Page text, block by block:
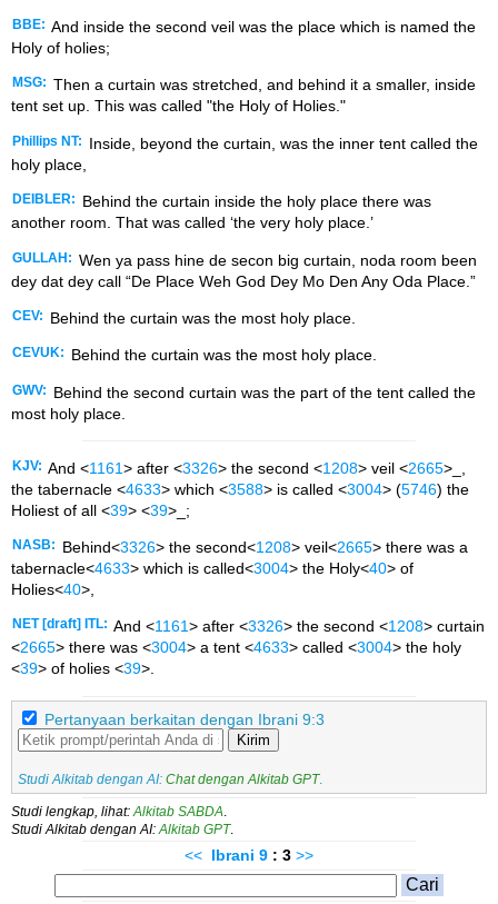
BBE: And inside the second veil was the place which is named the
Holy of holies;
MSG: Then a curtain was stretched, and behind it a smaller, inside
tent set up. This was called "the Holy of Holies."
Phillips NT:
Inside, beyond the curtain, was the inner tent called the
holy place,
DEIBLER:
Behind the curtain inside the holy place there was
another room. That was called ‘the very holy place.’
GULLAH: Wen ya pass hine de secon big curtain, noda room been
dey dat dey call “De Place Weh God Dey Mo Den Any Oda Place.”
CEV: Behind the curtain was the most holy place.
CEVUK: Behind the curtain was the most holy place.
GWV:
Behind the second curtain was the part of the tent called the
most holy place.
KJV: And <1161> after <3326> the second <1208> veil <2665>_,
the tabernacle <4633> which <3588> is called <3004> (5746) the
Holiest of all <39> <39>_;
NASB: Behind<3326> the second<1208> veil<2665> there was a
tabernacle<4633> which is called<3004> the Holy<40> of
Holies<40>,
NET [draft] ITL: And <1161> after <3326> the second <1208> curtain
<2665> there was <3004> a tent <4633> called <3004> the holy
<39> of holies <39>.
Pertanyaan berkaitan dengan Ibrani 9:3
Kirim
Studi Alkitab dengan AI: Chat dengan Alkitab GPT.
Studi lengkap, lihat: Alkitab SABDA
Studi Alkitab dengan AI: Alkitab GPT.
<< Ibrani 9 : 3 >>